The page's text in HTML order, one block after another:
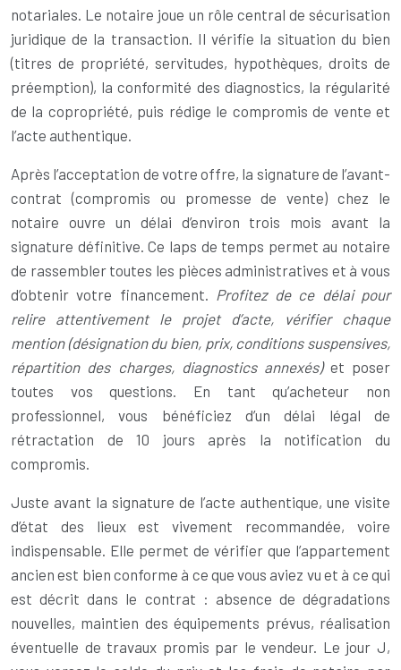
notariales. Le notaire joue un rôle central de sécurisation
juridique de la transaction. Il vérifie la situation du bien
(titres de propriété, servitudes, hypothèques, droits de
préemption), la conformité des diagnostics, la régularité
de la copropriété, puis rédige le compromis de vente et
l’acte authentique.
Après l’acceptation de votre offre, la signature de l’avant-
contrat (compromis ou promesse de vente) chez le
notaire ouvre un délai d’environ trois mois avant la
signature définitive. Ce laps de temps permet au notaire
de rassembler toutes les pièces administratives et à vous
d’obtenir votre financement. Profitez de ce délai pour
relire attentivement le projet d’acte, vérifier chaque
mention (désignation du bien, prix, conditions suspensives,
répartition des charges, diagnostics annexés)et poser
toutes vos questions. En tant qu’acheteur non
professionnel, vous bénéficiez d’un délai légal de
rétractation de 10 jours après la notification du
compromis.
Juste avant la signature de l’acte authentique, une visite
d’état des lieux est vivement recommandée, voire
indispensable. Elle permet de vérifier que l’appartement
ancien est bien conforme à ce que vous aviez vu et à ce qui
est décrit dans le contrat : absence de dégradations
nouvelles, maintien des équipements prévus, réalisation
éventuelle de travaux promis par le vendeur. Le jour J,